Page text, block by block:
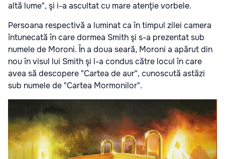
altă lume", şi i-a ascultat cu mare atenţie vorbele.
Persoana respectivă a luminat ca în timpul zilei camera
întunecată în care dormea Smith şi s-a prezentat sub
numele de Moroni. În a doua seară, Moroni a apărut din
nou în visul lui Smith şi l-a condus către locul în care
avea să descopere "Cartea de aur", cunoscută astăzi
sub numele de "Cartea Mormonilor".